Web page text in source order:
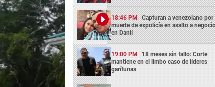
18:46 PM Capturan a venezolano por
muerte de expolicía en asalto a
en Danlí
19:00 PM 18 meses sin fallo: Corte
mantiene en el limbo caso de líderes
garífunas